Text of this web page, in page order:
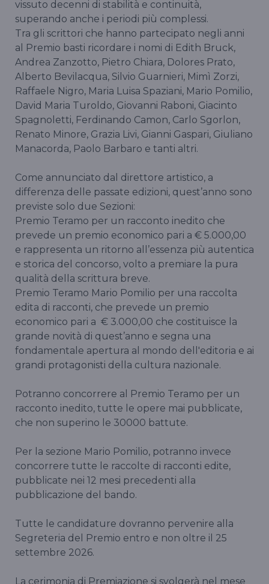
vissuto decenni di stabilità e continuità,
superando anche i periodi più complessi.
Tra gli scrittori che hanno partecipato negli anni
al Premio basti ricordare i nomi di Edith Bruck,
Andrea Zanzotto, Pietro Chiara, Dolores Prato,
Alberto Bevilacqua, Silvio Guarnieri, Mimì Zorzi,
Raffaele Nigro, Maria Luisa Spaziani, Mario Pomilio,
David Maria Turoldo, Giovanni Raboni, Giacinto
Spagnoletti, Ferdinando Camon, Carlo Sgorlon,
Renato Minore, Grazia Livi, Gianni Gaspari, Giuliano
Manacorda, Paolo Barbaro e tanti altri.
Come annunciato dal direttore artistico, a
differenza delle passate edizioni, quest’anno sono
previste solo due Sezioni:
Premio Teramo per un racconto inedito che
prevede un premio economico pari a € 5.000,00
e rappresenta un ritorno all’essenza più autentica
e storica del concorso, volto a premiare la pura
qualità della scrittura breve.
Premio Teramo Mario Pomilio per una raccolta
edita di racconti, che prevede un premio
economico pari a € 3.000,00 che costituisce la
grande novità di quest’anno e segna una
fondamentale apertura al mondo dell'editoria e ai
grandi protagonisti della cultura nazionale.
Potranno concorrere al Premio Teramo per un
racconto inedito, tutte le opere mai pubblicate,
che non superino le 30000 battute.
Per la sezione Mario Pomilio, potranno invece
concorrere tutte le raccolte di racconti edite,
pubblicate nei 12 mesi precedenti alla
pubblicazione del bando.
Tutte le candidature dovranno pervenire alla
Segreteria del Premio entro e non oltre il 25
settembre 2026.
La cerimonia di Premiazione si svolgerà nel mese